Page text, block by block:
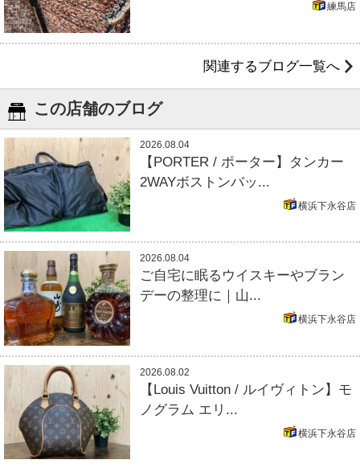
練馬店
関連するブログ一覧へ
この店舗のブログ
2026.08.04
【PORTER / ポーター】タンカー
2WAYボストンバッ...
横浜下永谷店
2026.08.04
ご自宅に眠るウイスキーやブラン
デーの整理に｜山...
横浜下永谷店
2026.08.02
【Louis Vuitton / ルイヴィトン】モ
ノグラム エリ...
横浜下永谷店